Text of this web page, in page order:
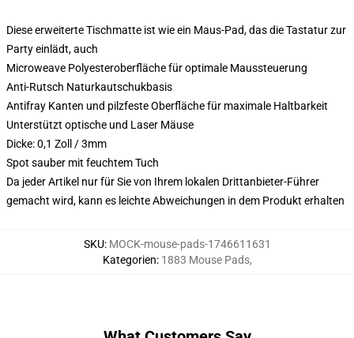
Diese erweiterte Tischmatte ist wie ein Maus-Pad, das die Tastatur zur
Party einlädt, auch
Microweave Polyesteroberfläche für optimale Maussteuerung
Anti-Rutsch Naturkautschukbasis
Antifray Kanten und pilzfeste Oberfläche für maximale Haltbarkeit
Unterstützt optische und Laser Mäuse
Dicke: 0,1 Zoll / 3mm
Spot sauber mit feuchtem Tuch
Da jeder Artikel nur für Sie von Ihrem lokalen Drittanbieter-Führer
gemacht wird, kann es leichte Abweichungen in dem Produkt erhalten
SKU: MOCK-mouse-pads-1746611631
Kategorien: 1883 Mouse Pads,